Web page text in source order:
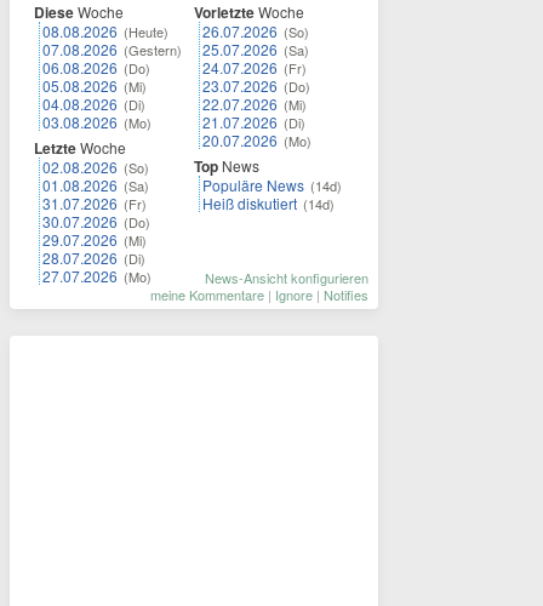
DieseWoche
08.08.2026 (Heute)
07.08.2026 (Gestern)
06.08.2026 (Do)
05.08.2026 (Mi)
04.08.2026 (Di)
03.08.2026 (Mo)
LetzteWoche
02.08.2026 (So)
01.08.2026 (Sa)
31.07.2026 (Fr)
30.07.2026 (Do)
29.07.2026 (Mi)
28.07.2026 (Di)
27.07.2026 (Mo)
VorletzteWoche
26.07.2026 (So)
25.07.2026 (Sa)
24.07.2026 (Fr)
23.07.2026 (Do)
22.07.2026 (Mi)
21.07.2026 (Di)
20.07.2026 (Mo)
Top News
Populäre News (14d)
Heiß diskutiert (14d)
News-Ansicht konfigurieren
meine Kommentare | Ignore | Notifies